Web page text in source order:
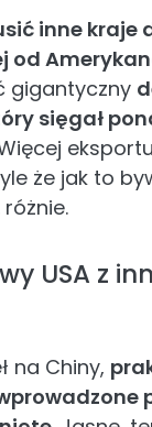
inne kraje
od
gigantyczny
sięgał
że jak to
różnie.
USA z
na Chiny,